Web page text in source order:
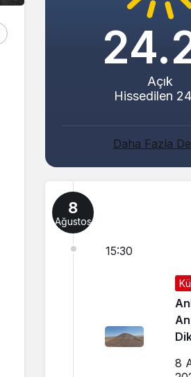
Açık
Hissedilen
Daha Fazla
8
Ağustos
15:30
8